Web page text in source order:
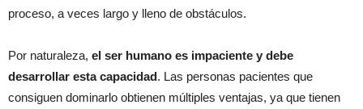
proceso, a veces largo y lleno de obstáculos.
Por naturaleza, el ser humano es impaciente y debe
desarrollar esta capacidad. Las personas pacientes que
consiguen dominarlo obtienen múltiples ventajas, ya que tienen